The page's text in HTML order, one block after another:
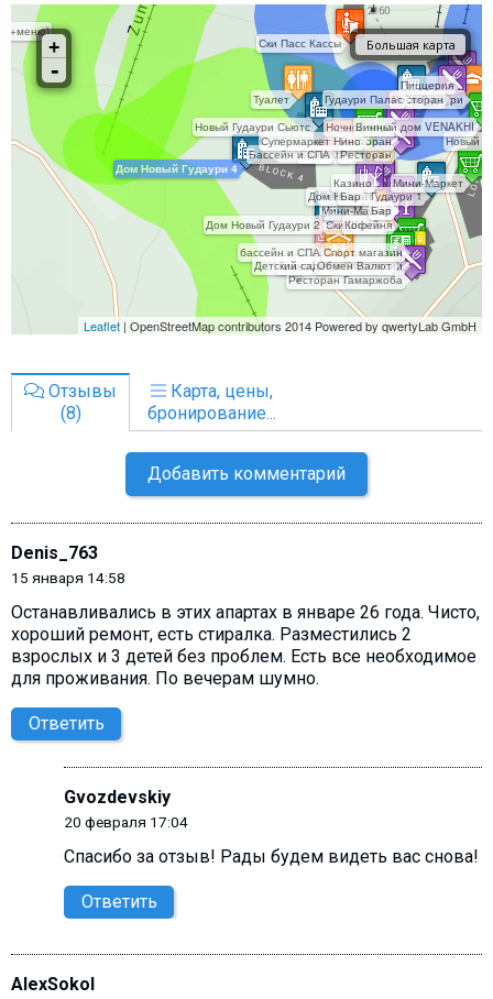
Отзывы
(8)
Карта, цены,
бронирование...
Добавить комментарий
Denis_763
15 января 14:58
Останавливались в этих апартах в январе 26 года. Чисто,
хороший ремонт, есть стиралка. Разместились 2
взрослых и 3 детей без проблем. Есть все необходимое
для проживания. По вечерам шумно.
Ответить
Gvozdevskiy
20 февраля 17:04
Спасибо за отзыв! Рады будем видеть вас снова!
Ответить
AlexSokol